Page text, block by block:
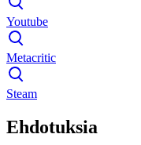
Youtube
Metacritic
Steam
Ehdotuksia